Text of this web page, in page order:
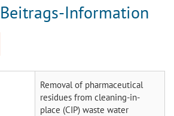
Information
Removal of pharmaceutical
residues from cleaning-in-
place (CIP) waste water